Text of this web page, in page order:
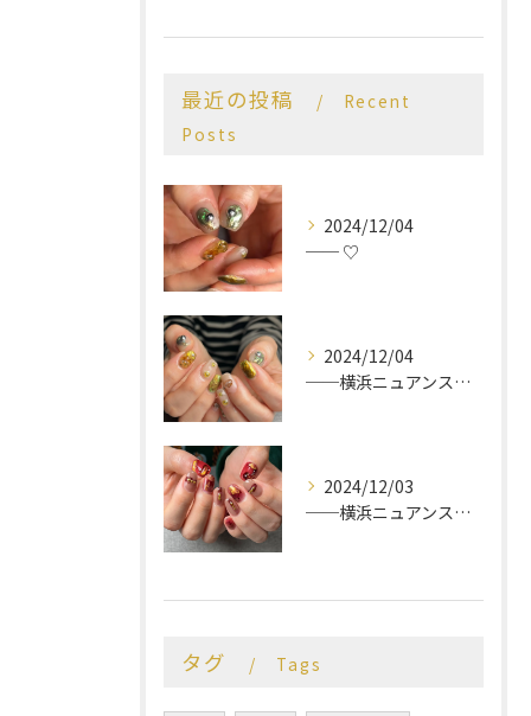
最近の投稿
Recent
Posts
2024/12/04
── ♡
2024/12/04
──横浜ニュアンスネイルサロン♡
2024/12/03
──横浜ニュアンスネイルサロン♡
タグ Tags